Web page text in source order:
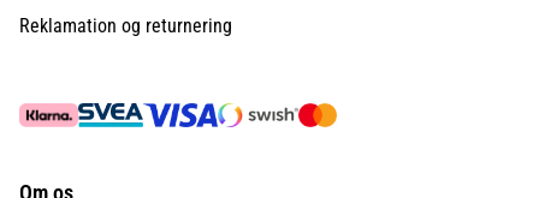
Reklamation og returnering
Om os